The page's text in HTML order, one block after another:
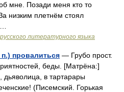
мне. Позади меня кто то
низким плетнём стоял
литературного языка
провалиться — Грубо прост.
беды. [Матрёна:]
дьяволица, в тартарары
(Писемский. Горькая